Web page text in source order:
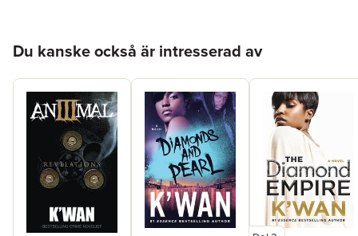
Du kanske också är intresserad av